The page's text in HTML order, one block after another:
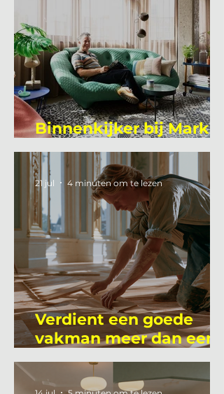
Binnenkijker bij Mark
Mutsaers
Verdient een goede
vakman meer dan een
gemiddelde
academicus?
21 jul 4 minuten om te lezen